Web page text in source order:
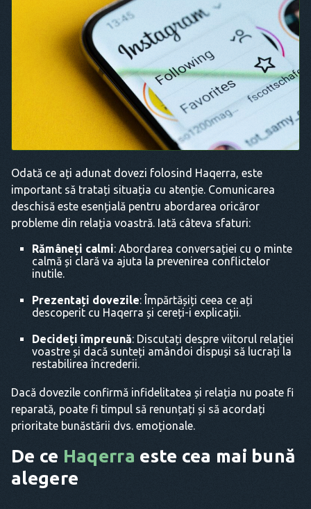
Odată ce ați adunat dovezi folosind Haqerra, este
important să tratați situația cu atenție. Comunicarea
deschisă este esențială pentru abordarea oricăror
probleme din relația voastră. Iată câteva sfaturi:
Rămâneți calmi: Abordarea conversației cu o minte
calmă și clară va ajuta la prevenirea conflictelor
inutile.
Prezentați dovezile: Împărtășiți ceea ce ați
descoperit cu Haqerra și cereți-i explicații.
Decideți împreună: Discutați despre viitorul relației
voastre și dacă sunteți amândoi dispuși să lucrați la
restabilirea încrederii.
Dacă dovezile confirmă infidelitatea și relația nu poate fi
reparată, poate fi timpul să renunțați și să acordați
prioritate bunăstării dvs. emoționale.
De ce Haqerra este cea mai bună
alegere